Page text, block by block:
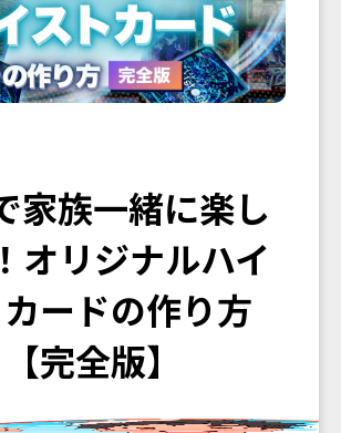
家族一緒に楽し
オリジナルハイ
ードの作り方
【完全版】